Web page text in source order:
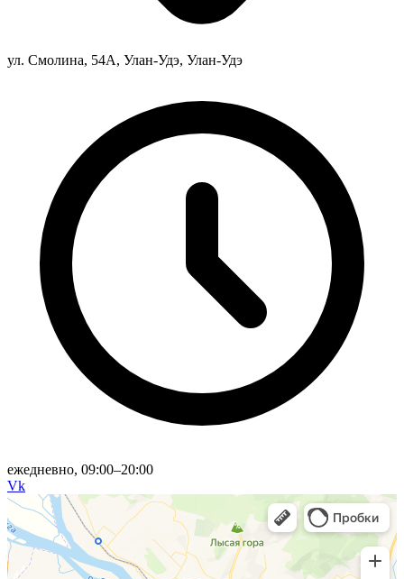
ул. Смолина, 54А, Улан-Удэ, Улан-Удэ
ежедневно, 09:00–20:00
Vk